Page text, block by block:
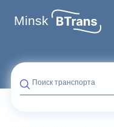
Minsk
Поиск транспорта